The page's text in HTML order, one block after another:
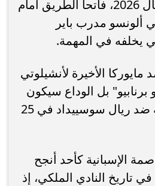
البرازيلي حتى مونديال 2026، فاتحا الطريق أمام
ألونسو مدرب باير
يخلفه في المهمة.
الأخيرة لأنشيلوتي
بل الوداع سيكون
في المرحلة الختامية ضد ريال سوسييداد في 25
الإسبانية كأحد أنجح
تاريخ النادي الملكي، إذ